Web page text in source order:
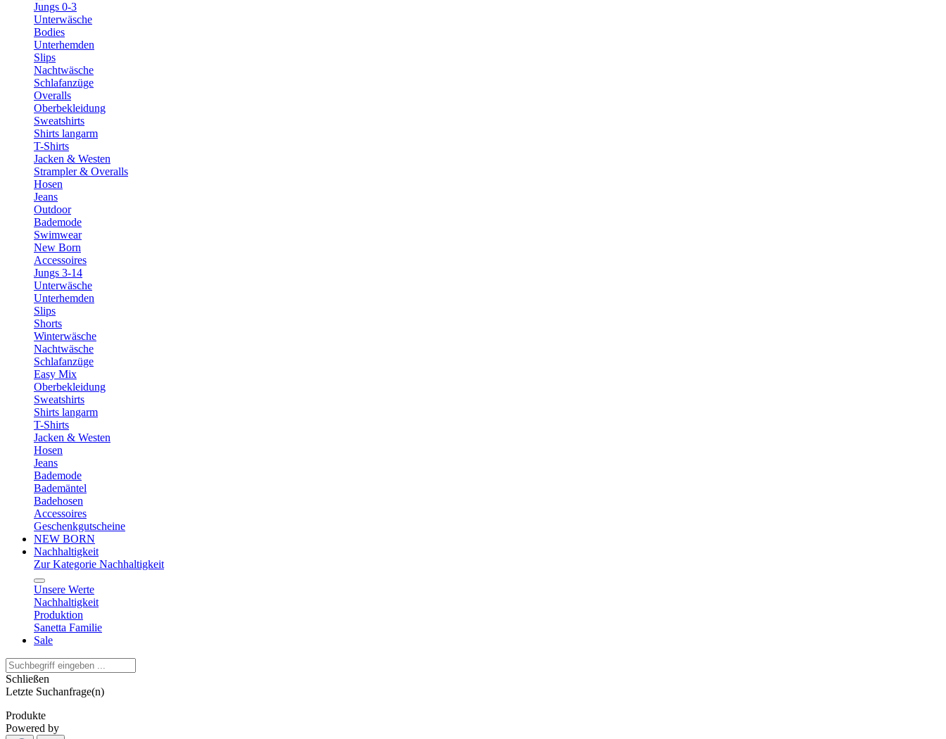
Jungs 0-3
Unterwäsche
Bodies
Unterhemden
Slips
Nachtwäsche
Schlafanzüge
Overalls
Oberbekleidung
Sweatshirts
Shirts langarm
T-Shirts
Jacken & Westen
Strampler & Overalls
Hosen
Jeans
Outdoor
Bademode
Swimwear
New Born
Accessoires
Jungs 3-14
Unterwäsche
Unterhemden
Slips
Shorts
Winterwäsche
Nachtwäsche
Schlafanzüge
Easy Mix
Oberbekleidung
Sweatshirts
Shirts langarm
T-Shirts
Jacken & Westen
Hosen
Jeans
Bademode
Bademäntel
Badehosen
Accessoires
Geschenkgutscheine
NEW BORN
Nachhaltigkeit
Zur Kategorie Nachhaltigkeit
Unsere Werte
Nachhaltigkeit
Produktion
Sanetta Familie
Sale
Schließen
Letzte Suchanfrage(n)
Produkte
Powered by